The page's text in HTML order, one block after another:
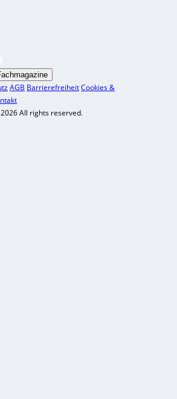
AGB BarrierefreiheitCookies &
All rights reserved.